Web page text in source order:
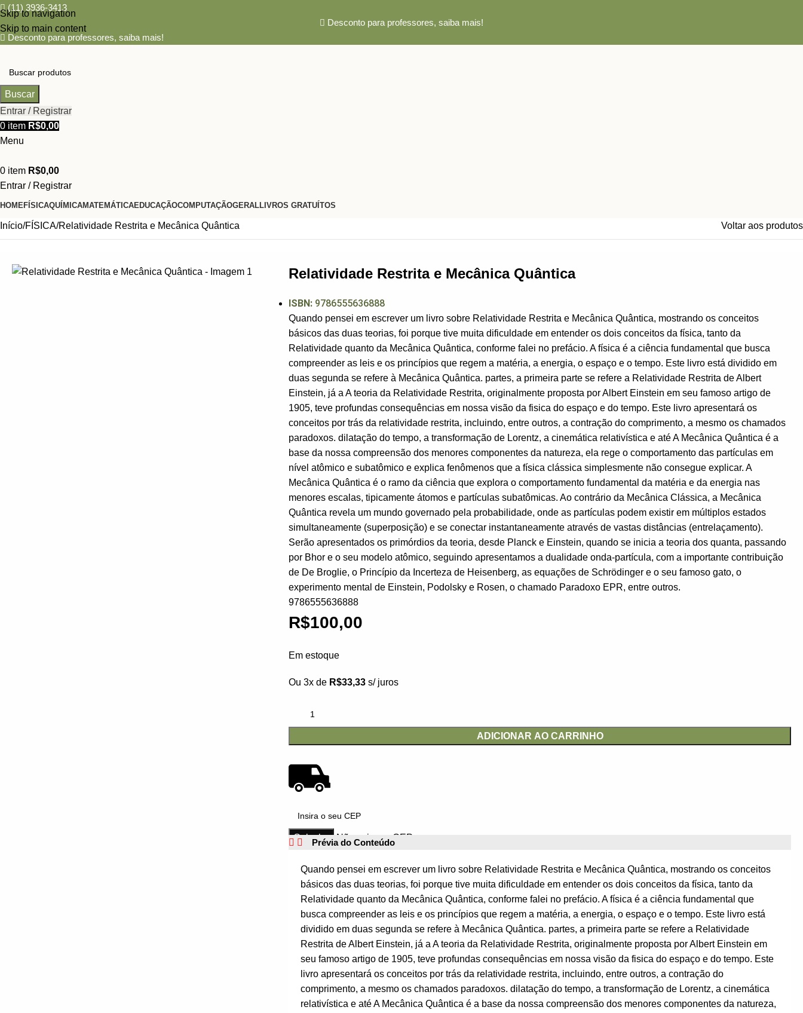
Skip to navigation
Skip to main content
(11) 3936-3413
Desconto para professores, saiba mais!
Desconto para professores, saiba mais!
Buscar
Entrar / Registrar
0 item R$0,00
Menu
0 item R$0,00
Entrar / Registrar
HOMEFÍSICAQUÍMICAMATEMÁTICAEDUCAÇÃOCOMPUTAÇÃOGERALLIVROS GRATUÍTOS
Categorias
Início FÍSICA Relatividade Restrita e Mecânica Quântica Voltar aos produtos
Relatividade Restrita e Mecânica Quântica
ISBN: 9786555636888
Quando pensei em escrever um livro sobre Relatividade Restrita e Mecânica Quântica, mostrando os conceitos
básicos das duas teorias, foi porque tive muita dificuldade em entender os dois conceitos da física, tanto da
Relatividade quanto da Mecânica Quântica, conforme falei no prefácio. A física é a ciência fundamental que busca
compreender as leis e os princípios que regem a matéria, a energia, o espaço e o tempo. Este livro está dividido em
duas segunda se refere à Mecânica Quântica. partes, a primeira parte se refere a Relatividade Restrita de Albert
Einstein, já a A teoria da Relatividade Restrita, originalmente proposta por Albert Einstein em seu famoso artigo de
1905, teve profundas consequências em nossa visão da fisica do espaço e do tempo. Este livro apresentará os
conceitos por trás da relatividade restrita, incluindo, entre outros, a contração do comprimento, a mesmo os chamados
paradoxos. dilatação do tempo, a transformação de Lorentz, a cinemática relativística e até A Mecânica Quântica é a
base da nossa compreensão dos menores componentes da natureza, ela rege o comportamento das partículas em
nível atômico e subatômico e explica fenômenos que a física clássica simplesmente não consegue explicar. A
Mecânica Quântica é o ramo da ciência que explora o comportamento fundamental da matéria e da energia nas
menores escalas, tipicamente átomos e partículas subatômicas. Ao contrário da Mecânica Clássica, a Mecânica
Quântica revela um mundo governado pela probabilidade, onde as partículas podem existir em múltiplos estados
simultaneamente (superposição) e se conectar instantaneamente através de vastas distâncias (entrelaçamento).
Serão apresentados os primórdios da teoria, desde Planck e Einstein, quando se inicia a teoria dos quanta, passando
por Bhor e o seu modelo atômico, seguindo apresentamos a dualidade onda-partícula, com a importante contribuição
de De Broglie, o Princípio da Incerteza de Heisenberg, as equações de Schrödinger e o seu famoso gato, o
experimento mental de Einstein, Podolsky e Rosen, o chamado Paradoxo EPR, entre outros.
9786555636888
R$100,00
Em estoque
Ou 3x de R$33,33 s/ juros
ADICIONAR AO CARRINHO
Não sei meu CEP
Prévia do Conteúdo
Quando pensei em escrever um livro sobre Relatividade Restrita e Mecânica Quântica, mostrando os conceitos
básicos das duas teorias, foi porque tive muita dificuldade em entender os dois conceitos da física, tanto da
Relatividade quanto da Mecânica Quântica, conforme falei no prefácio. A física é a ciência fundamental que
busca compreender as leis e os princípios que regem a matéria, a energia, o espaço e o tempo. Este livro está
dividido em duas segunda se refere à Mecânica Quântica. partes, a primeira parte se refere a Relatividade
Restrita de Albert Einstein, já a A teoria da Relatividade Restrita, originalmente proposta por Albert Einstein em
seu famoso artigo de 1905, teve profundas consequências em nossa visão da fisica do espaço e do tempo. Este
livro apresentará os conceitos por trás da relatividade restrita, incluindo, entre outros, a contração do
comprimento, a mesmo os chamados paradoxos. dilatação do tempo, a transformação de Lorentz, a cinemática
relativística e até A Mecânica Quântica é a base da nossa compreensão dos menores componentes da natureza,